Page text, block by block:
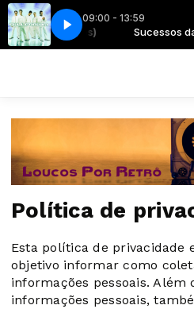
09:00 - 13:59
Marcelo Rios) Sucessos da
- LARGER THAN LIFE BACKSTREET
Política de
Esta política de privacidade
objetivo informar como
informações pessoais. Além
informações pessoais,